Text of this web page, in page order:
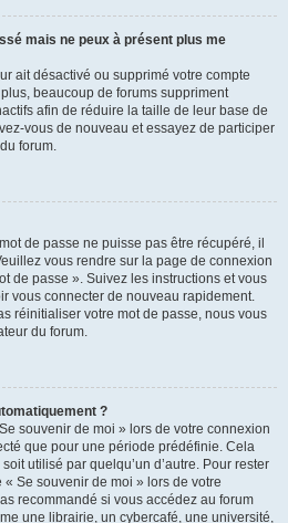
mais ne peux à présent plus me
ait désactivé ou supprimé votre compte
beaucoup de forums suppriment
afin de réduire la taille de leur base de
vous de nouveau et essayez de participer
forum.
de passe ne puisse pas être récupéré, il
vous rendre sur la page de connexion
de passe ». Suivez les instructions et vous
vous connecter de nouveau rapidement.
réinitialiser votre mot de passe, nous vous
du forum.
?
souvenir de moi » lors de votre connexion
que pour une période prédéfinie. Cela
utilisé par quelqu’un d’autre. Pour rester
Se souvenir de moi » lors de votre
recommandé si vous accédez au forum
une librairie, un cybercafé, une université,